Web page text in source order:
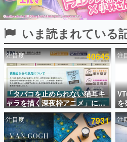
連載・特集一覧
殿堂入り記事
SNS拡散数が数千以上！
ど。多くの人々に読まれ
事をまとめました。
ゲームの企画書
名作ゲームクリエイター
聞きし、ヒットする企画
きます。
赫本
この物語を解いてはいけ
の形をした短編ホラー小
いま読まれている
注目度 40645
「タバコを止められない猫耳キ
ャラを描く深夜枠アニメ」に視
聴者の一部から批判意見。違法
薬物の使用と思しき描写も含め
て、BPOが議論を交わす
注
を
日
注目度 7931 注